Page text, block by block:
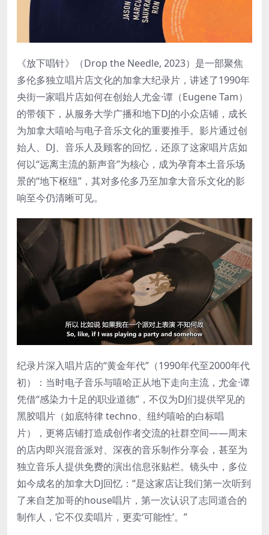
《放下唱针》（Drop the Needle, 2023）是一部聚焦
多伦多独立唱片店文化的加拿大纪录片，讲述了1990年
央街一家唱片店如何在创始人尤金·谭（Eugene Tam）
的带领下，从服务大学广播和地下DJ的小众店铺，成长
为加拿大嘻哈与电子音乐文化的重要推手。影片通过创
始人、DJ、音乐人及顾客的回忆，还原了这家唱片店如
何以“远离主流的新声音”为核心，成为孕育本土音乐场
景的“地下枢纽”，其对多伦多乃至加拿大音乐文化的影
响至今仍清晰可见。
纪录片深入唱片店的“黄金年代”（1990年代至2000年代
初）：当时电子音乐与嘻哈正从地下走向主流，尤金·谭
凭借“感染力十足的职业道德”，不仅为DJ们提供罕见的
黑胶唱片（如底特律 techno、纽约嘻哈的白标唱
片），更将店铺打造成创作者交流的社群空间——周末
的店内即兴混音派对、深夜的音乐制作分享会，甚至为
独立音乐人提供免费的演出信息张贴栏。镜头中，多位
如今成名的加拿大DJ回忆：“是这家店让我们第一次听到
了来自芝加哥的house唱片，第一次认识了志同道合的
制作人，它不仅卖唱片，更卖‘可能性’。”